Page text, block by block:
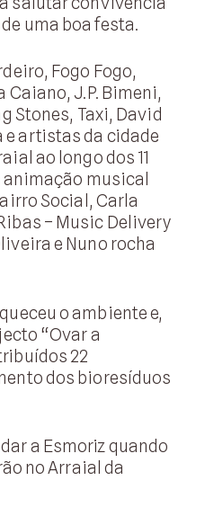
uma boa festa.
Fogo Fogo,
Caiano, J.P. Bimeni,
Stones, Taxi, David
e artistas da cidade
ao longo dos 11
musical
Social, Carla
– Music Delivery
e Nuno rocha
o ambiente e,
“Ovar a
22
dos bioresíduos
a Esmoriz quando
no Arraial da